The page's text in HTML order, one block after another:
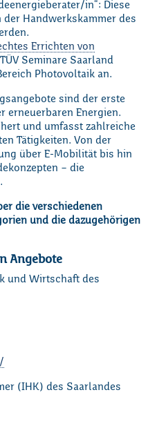
in“: Diese
Handwerkskammer des
Errichten von
Seminare Saarland
Photovoltaik an.
sind der erste
erneuerbaren Energien.
und umfasst zahlreiche
Tätigkeiten. Von der
über E-Mobilität bis hin
– die
die verschiedenen
und die dazugehörigen
Angebote
und Wirtschaft des
(IHK) des Saarlandes